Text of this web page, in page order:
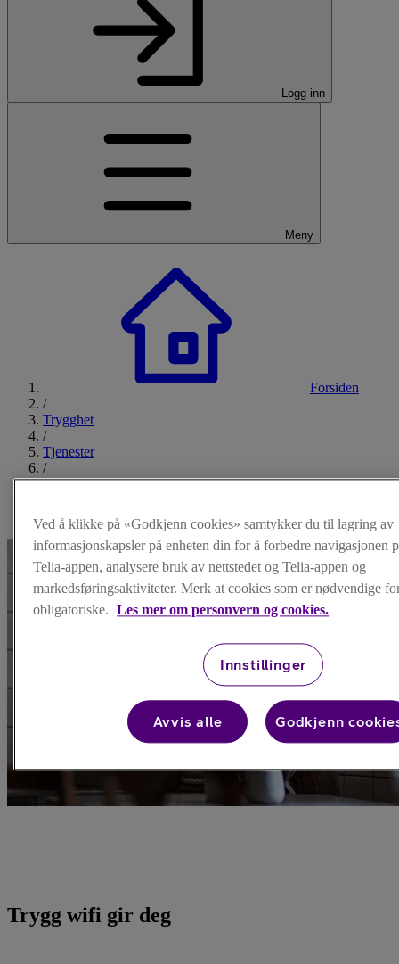
Logg inn
Meny
Forsiden
/
Trygghet
/
Tjenester
/
Telia Trygg
Trygg wifi
Trygg wifi gir deg
Ved å klikke på «Godkjenn cookies» samtykker du til lagring av
informasjonskapsler på enheten din for å forbedre navigasjonen
Telia-appen, analysere bruk av nettstedet og Telia-appen og
markedsføringsaktiviteter. Merk at cookies som er nødvendige
obligatoriske. Les mer om personvern og cookies.
Innstillinger
Avvis alle Godkjenn